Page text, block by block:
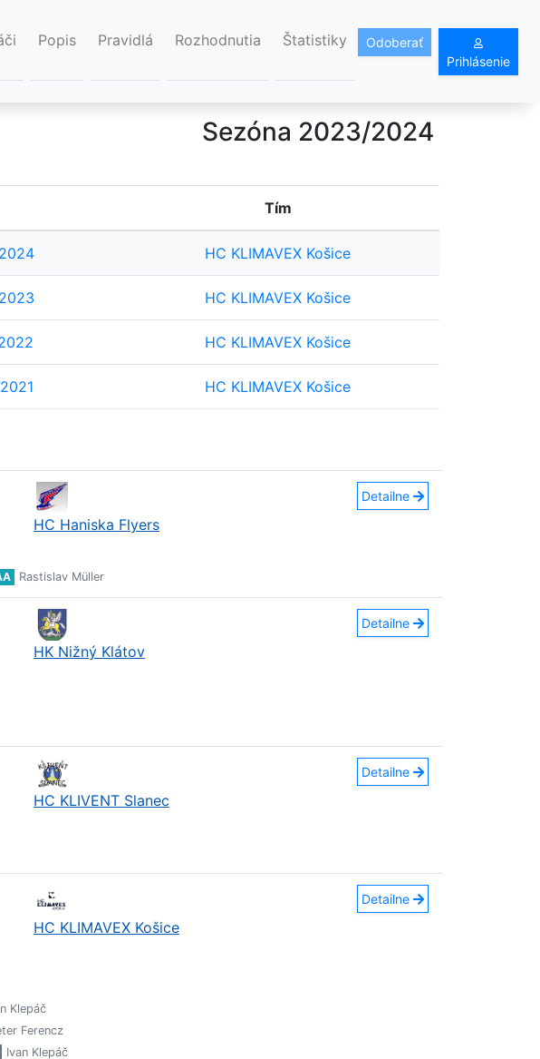
Popis Pravidlá Rozhodnutia Štatistiky
Odoberať
Prihlásenie
Sezóna 2023/2024
Tím
HC KLIMAVEX Košice
HC KLIMAVEX Košice
HC KLIMAVEX Košice
HC KLIMAVEX Košice
HC Haniska Flyers
Detailne
Rastislav Müller
HK Nižný Klátov
Detailne
HC KLIVENT Slanec
Detailne
HC KLIMAVEX Košice
Detailne
Klepáč
Ferencz
Ivan Klepáč